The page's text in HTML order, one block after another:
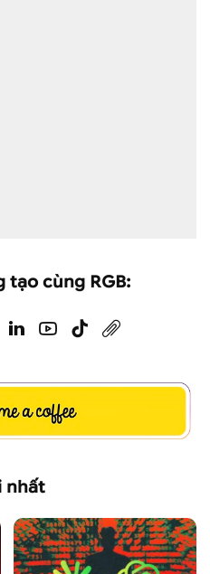
tạo cùng RGB:
nhất